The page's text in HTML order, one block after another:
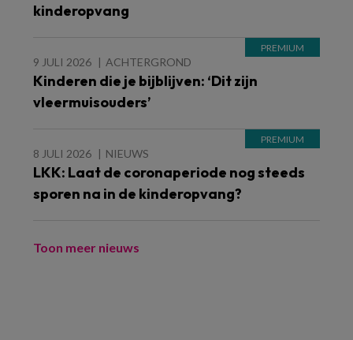
kinderopvang
9 JULI 2026 ACHTERGROND
Kinderen die je bijblijven: ‘Dit zijn
vleermuisouders’
8 JULI 2026 NIEUWS
LKK: Laat de coronaperiode nog steeds
sporen na in de kinderopvang?
Toon meer nieuws